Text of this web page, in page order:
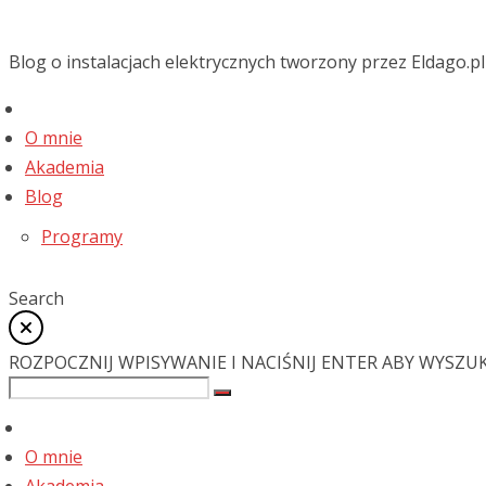
Blog o instalacjach elektrycznych tworzony przez Eldago.pl
O mnie
Akademia
Blog
Programy
Search
ROZPOCZNIJ WPISYWANIE I NACIŚNIJ ENTER ABY
O mnie